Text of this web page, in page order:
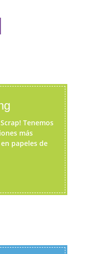
Tenemos
más
papeles de